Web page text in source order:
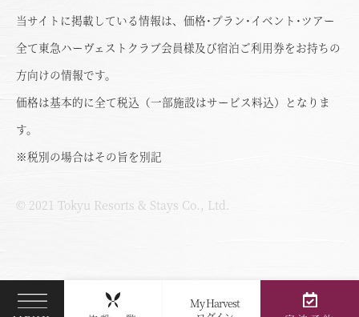
My Harvest
当サイトに掲載している情報は、価格･プラン･イベント･ツアー
全て東急ハーヴェストクラブ会員様及び宿泊ご利用券をお持ちの
方向けの情報です。
価格は基本的に全て税込（一部施設はサービス料込）となりま
す。
※税別の場合はその旨を別記
© 2021 Tokyu Resorts & Stays Co., Ltd.